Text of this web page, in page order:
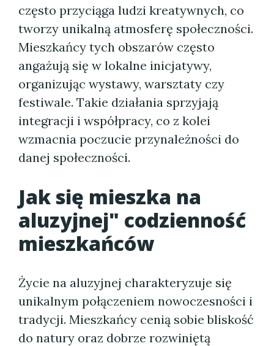
często przyciąga ludzi kreatywnych, co
tworzy unikalną atmosferę społeczności.
Mieszkańcy tych obszarów często
angażują się w lokalne inicjatywy,
organizując wystawy, warsztaty czy
festiwale. Takie działania sprzyjają
integracji i współpracy, co z kolei
wzmacnia poczucie przynależności do
danej społeczności.
Jak się mieszka na
aluzyjnej" codzienność
mieszkańców
Życie na aluzyjnej charakteryzuje się
unikalnym połączeniem nowoczesności i
tradycji. Mieszkańcy cenią sobie bliskość
do natury oraz dobrze rozwiniętą